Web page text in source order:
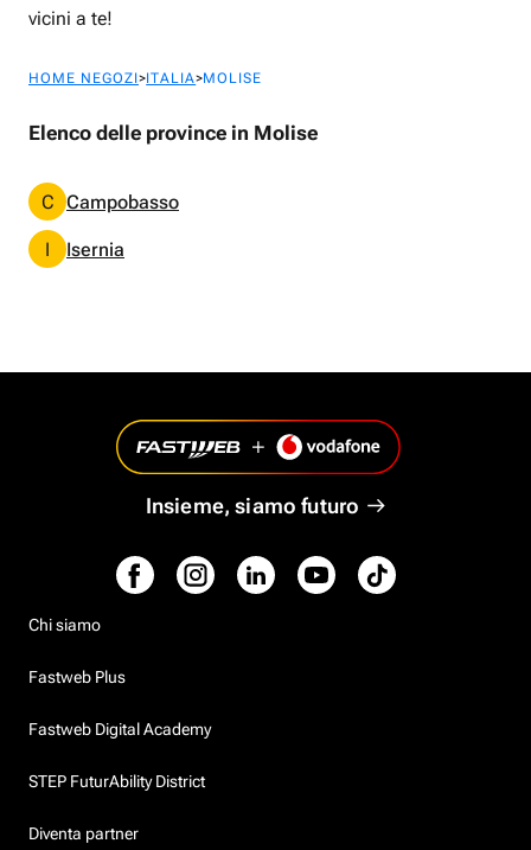
vicini a te!
HOME NEGOZI>ITALIA>MOLISE
Elenco delle province in Molise
C Campobasso
I Isernia
Insieme, siamo futuro
Chi siamo
Fastweb Plus
Fastweb Digital Academy
STEP FuturAbility District
Diventa partner